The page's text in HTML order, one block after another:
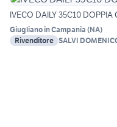
IVECO DAILY 35C10
Giugliano in Campania (NA)
Rivenditore SALVI